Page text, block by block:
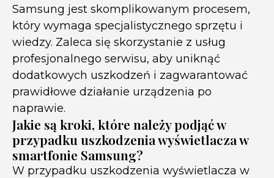
Samsung jest skomplikowanym procesem,
który wymaga specjalistycznego sprzętu i
wiedzy. Zaleca się skorzystanie z usług
profesjonalnego serwisu, aby uniknąć
dodatkowych uszkodzeń i zagwarantować
prawidłowe działanie urządzenia po
naprawie.
Jakie są kroki, które należy podjąć w
przypadku uszkodzenia wyświetlacza w
smartfonie Samsung?
W przypadku uszkodzenia wyświetlacza w